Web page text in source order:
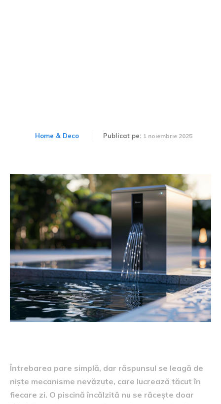
Home & Deco Publicat pe: 1 noiembrie 2025
Întrebarea pare simplă, dar răspunsul se leagă de
niște mecanisme nevăzute, care lucrează tăcut în
fiecare zi. O piscină încălzită nu se răcește doar